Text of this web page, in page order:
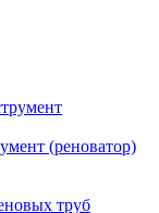
(реноватор)